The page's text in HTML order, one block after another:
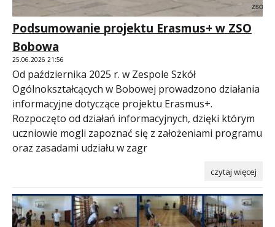
Podsumowanie projektu Erasmus+ w ZSO
Bobowa
25.06.2026 21:56
Od października 2025 r. w Zespole Szkół
Ogólnokształcących w Bobowej prowadzono działania
informacyjne dotyczące projektu Erasmus+.
Rozpoczęto od działań informacyjnych, dzięki którym
uczniowie mogli zapoznać się z założeniami programu
oraz zasadami udziału w zagr
czytaj więcej